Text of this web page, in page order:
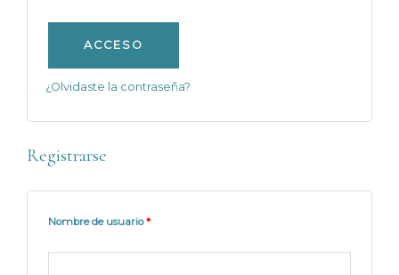
ACCESO
¿Olvidaste la contraseña?
Registrarse
Nombre de usuario*